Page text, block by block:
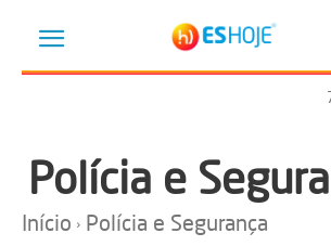
Polícia e
Início Polícia e Segurança